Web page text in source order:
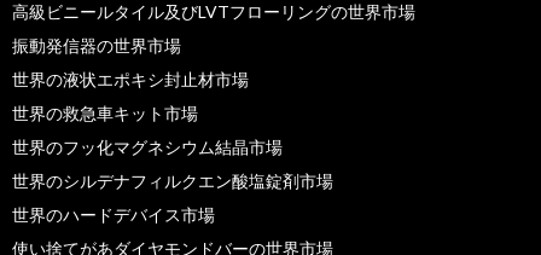
高級ビニールタイル及びLVTフローリングの世界市場
振動発信器の世界市場
世界の液状エポキシ封止材市場
世界の救急車キット市場
世界のフッ化マグネシウム結晶市場
世界のシルデナフィルクエン酸塩錠剤市場
世界のハードデバイス市場
使い捨てがあダイヤモンドバーの世界市場